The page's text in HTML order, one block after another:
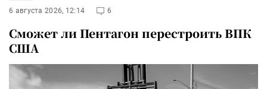
6 августа 2026, 12:14 6
Сможет ли Пентагон перестроить ВПК
США